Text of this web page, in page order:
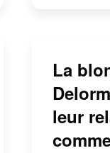
La
leur